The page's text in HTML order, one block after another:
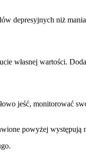
depresyjnych niż
własnej wartości.
jeść, monitorować
powyżej występują